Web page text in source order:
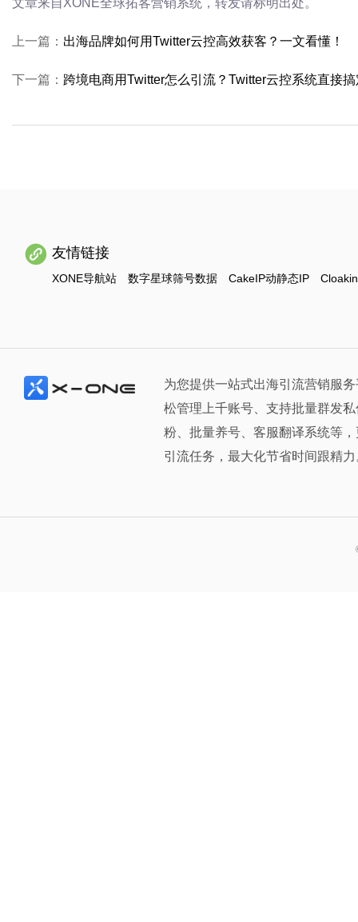
文章来自XONE全球拓客营销系统，转发请标明出处。
上一篇： 出海品牌如何用Twitter云控高效获客？一文看懂！
下一篇： 跨境电商用Twitter怎么引流？Twitter云控系统直接搞
友情链接
XONE导航站 数字星球筛号数据 CakeIP动静态IP
为您提供一站式出海引流营销服
松管理上千账号、支持批量群发
粉、批量养号、客服翻译系统等
引流任务，最大化节省时间跟精力